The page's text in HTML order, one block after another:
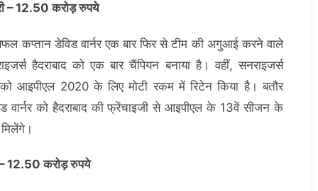
– 12.50 करोड़ रुपये
कप्तान डेविड वार्नर एक बार फिर से टीम की अगुआई करने वाले
हैदराबाद को एक बार चैंपियन बनाया है। वहीं, सनराइजर्स
को आइपीएल 2020 के लिए मोटी रकम में रिटेन किया है। बतौर
वार्नर को हैदराबाद की फ्रेंचाइजी से आइपीएल के 13वें सीजन के
12.50 करोड़ रुपये